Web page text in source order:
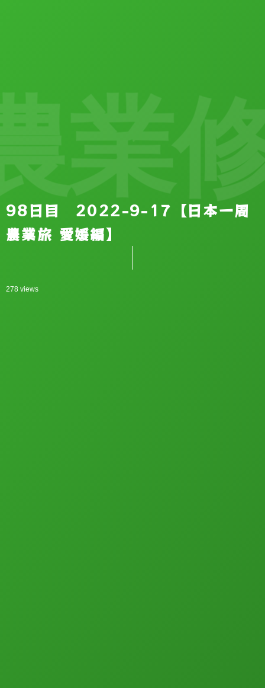
98日目 2022-9-17【日本一周
農業旅 愛媛編】
278 views